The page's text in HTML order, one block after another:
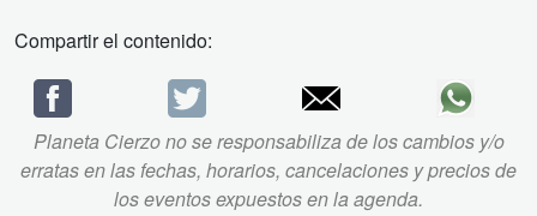
Compartir el contenido:
Planeta Cierzo no se responsabiliza de los cambios y/o
erratas en las fechas, horarios, cancelaciones y precios de
los eventos expuestos en la agenda.